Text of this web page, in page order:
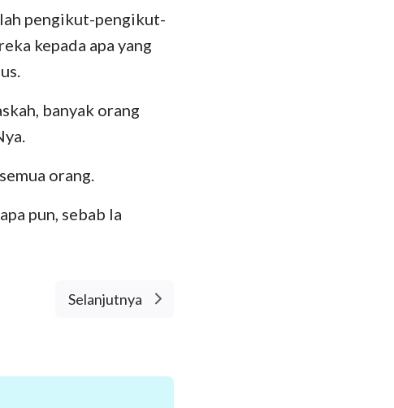
pengikut-pengikut-
kepada apa yang
banyak orang
orang.
pun, sebab Ia
Selanjutnya